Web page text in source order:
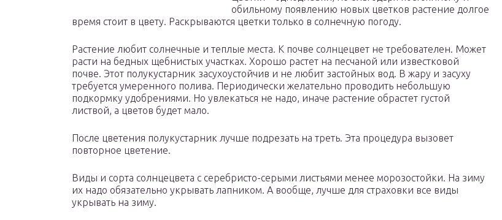
обильному появлению новых цветков растение долгое
время стоит в цвету. Раскрываются цветки только в солнечную погоду.
Растение любит солнечные и теплые места. К почве солнцецвет не требователен. Может
расти на бедных щебнистых участках. Хорошо растет на песчаной или известковой
почве. Этот полукустарник засухоустойчив и не любит застойных вод. В жару и засуху
требуется умеренного полива. Периодически желательно проводить небольшую
подкормку удобрениями. Но увлекаться не надо, иначе растение обрастет густой
листвой, а цветов будет мало.
После цветения полукустарник лучше подрезать на треть. Эта процедура вызовет
повторное цветение.
Виды и сорта солнцецвета с серебристо-серыми листьями менее морозостойки. На зиму
их надо обязательно укрывать лапником. А вообще, лучше для страховки все виды
укрывать на зиму.